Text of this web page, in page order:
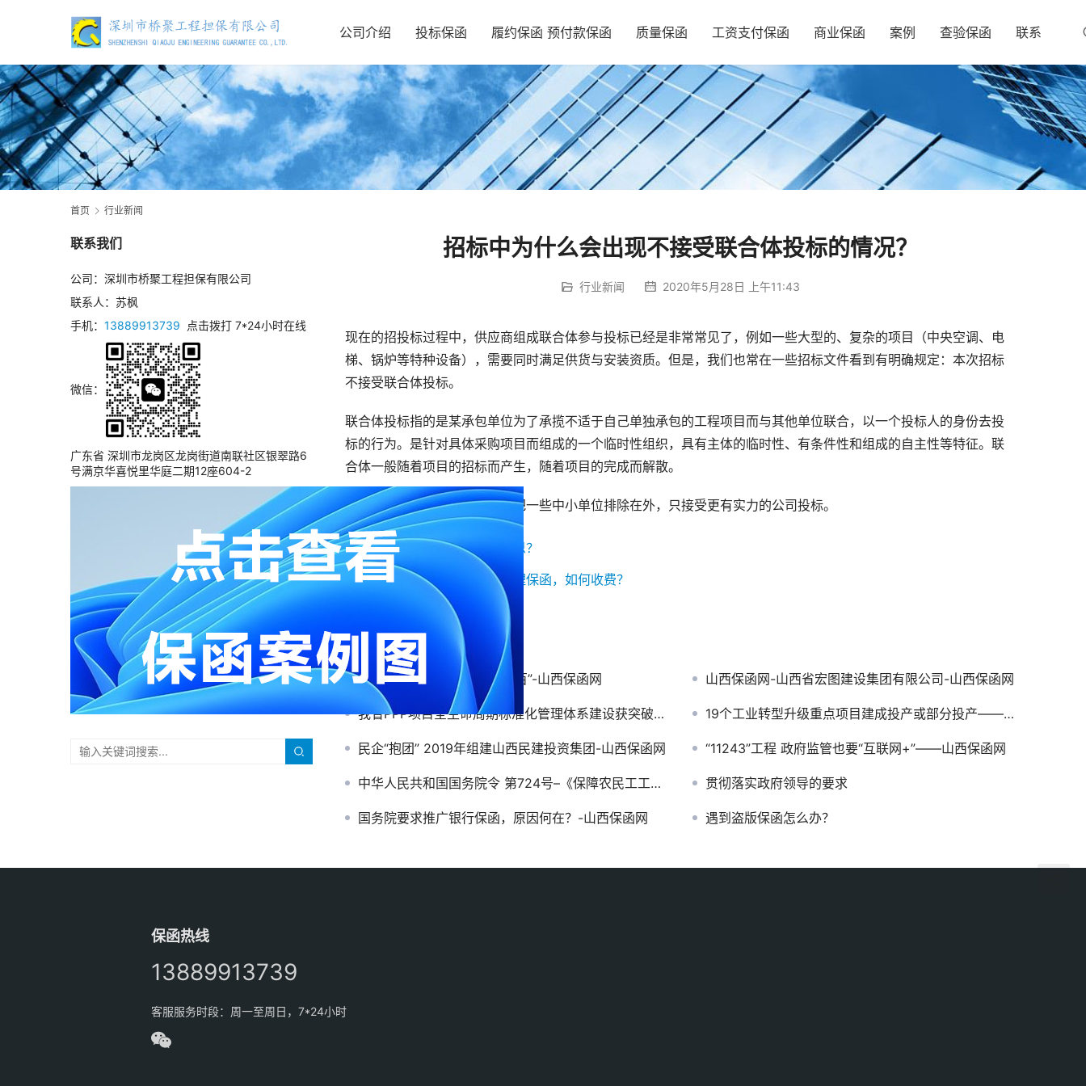
公司介绍 投标保函 履约保函 预付款保函 质量保函 工资支付保函 商业保函 案例 查验保函 联系
首页 行业新闻
招标中为什么会出现不接受联合体投标的情况？
行业新闻 2020年5月28日 上午11:43
现在的招投标过程中，供应商组成联合体参与投标已经是非常常见了，例如一些大型的、复杂的项目（中央空调、电
梯、锅炉等特种设备），需要同时满足供货与安装资质。但是，我们也常在一些招标文件看到有明确规定：本次招标
不接受联合体投标。
联合体投标指的是某承包单位为了承揽不适于自己单独承包的工程项目而与其他单位联合，以一个投标人的身份去投
标的行为。是针对具体采购项目而组成的一个临时性组织，具有主体的临时性、有条件性和组成的自主性等特征。联
合体一般随着项目的招标而产生，随着项目的完成而解散。
不接受联合体投标意思也就是把一些中小单位排除在外，只接受更有实力的公司投标。
上一篇：联合体投标是什么意思？
下一篇：
联合体投标要怎么办理保函，如何收费？
相关新闻
山西喜获“国检”退耕还林“双百”-山西保函网 山西保函网-山西省宏图建设集团有限公司-山西保函网
我省PPP项目全生命周期标准化管理体系建设获突破-山西保函网 19个工业转型升级重点项目建成投产或部分投产——山西保函网
民企“抱团” 2019年组建山西民建投资集团-山西保函网 “11243”工程 政府监管也要“互联网+”——山西保函网
中华人民共和国国务院令 第724号–《保障农民工工资支付条例》 贯彻落实政府领导的要求
国务院要求推广银行保函，原因何在？-山西保函网 遇到盗版保函怎么办？
联系我们
公司：深圳市桥聚工程担保有限公司
联系人：苏枫
手机： 13889913739 点击拨打 7*24小时在线
微信：
广东省 深圳市龙岗区龙岗街道南联社区银翠路6
号满京华喜悦里华庭二期12座604-2
保函热线
13889913739
客服服务时段：周一至周日，7*24小时